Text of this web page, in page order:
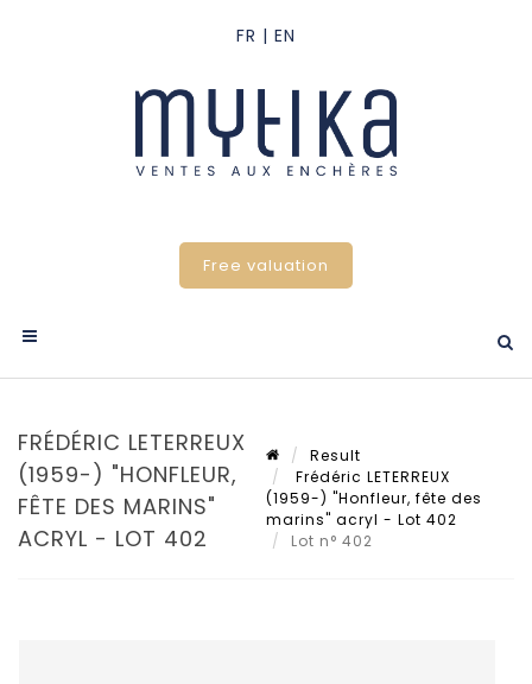
Free valuation
FRÉDÉRIC LETERREUX
(1959-) "HONFLEUR,
FÊTE DES MARINS"
ACRYL - LOT 402
Result
Frédéric LETERREUX
(1959-) "Honfleur, fête des
marins" acryl - Lot 402
Lot n° 402